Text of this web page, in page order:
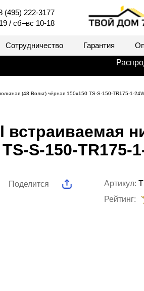
(495) 222-3177
/ сб–вс 10-18
Сотрудничество Гарантия
(48 Вольт) чёрная 150x150 TS-S-150-TR175-1-
S-150-TR175-
Поделится Артикул:
Рейтинг: